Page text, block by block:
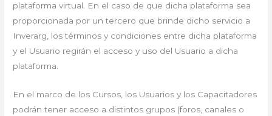
plataforma virtual. En el caso de que dicha plataforma sea
proporcionada por un tercero que brinde dicho servicio a
Inverarg, los términos y condiciones entre dicha plataforma
y el Usuario regirán el acceso y uso del Usuario a dicha
plataforma.
En el marco de los Cursos, los Usuarios y los Capacitadores
podrán tener acceso a distintos grupos (foros, canales o